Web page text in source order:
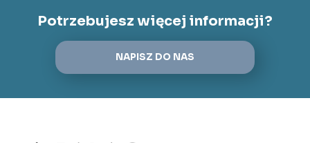
Potrzebujesz więcej informacji?
NAPISZ DO NAS